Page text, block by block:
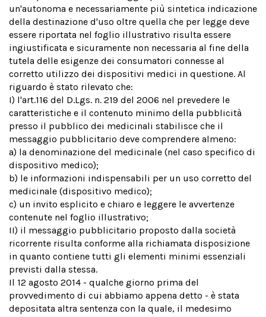
un'autonoma e necessariamente più sintetica indicazione
della destinazione d'uso oltre quella che per legge deve
essere riportata nel foglio illustrativo risulta essere
ingiustificata e sicuramente non necessaria al fine della
tutela delle esigenze dei consumatori connesse al
corretto utilizzo dei dispositivi medici in questione. Al
riguardo è stato rilevato che:
I) l'art.116 del D.Lgs. n. 219 del 2006 nel prevedere le
caratteristiche e il contenuto minimo della pubblicità
presso il pubblico dei medicinali stabilisce che il
messaggio pubblicitario deve comprendere almeno:
a) la denominazione del medicinale (nel caso specifico di
dispositivo medico);
b) le informazioni indispensabili per un uso corretto del
medicinale (dispositivo medico);
c) un invito esplicito e chiaro e leggere le avvertenze
contenute nel foglio illustrativo;
II) il messaggio pubblicitario proposto dalla società
ricorrente risulta conforme alla richiamata disposizione
in quanto contiene tutti gli elementi minimi essenziali
previsti dalla stessa.
Il 12 agosto 2014 - qualche giorno prima del
provvedimento di cui abbiamo appena detto - è stata
depositata altra sentenza con la quale, il medesimo